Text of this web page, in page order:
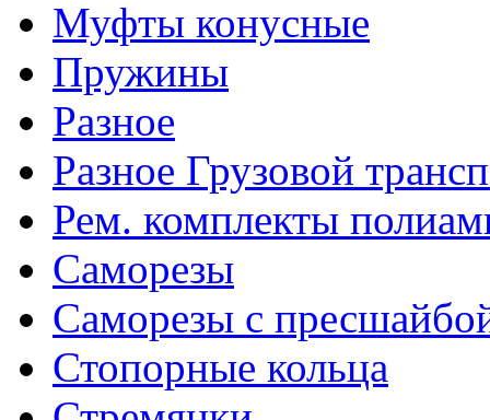
Муфты конусные
Пружины
Разное
Разное Грузовой
Рем. комплекты
Саморезы
Саморезы с
Стопорные кольца